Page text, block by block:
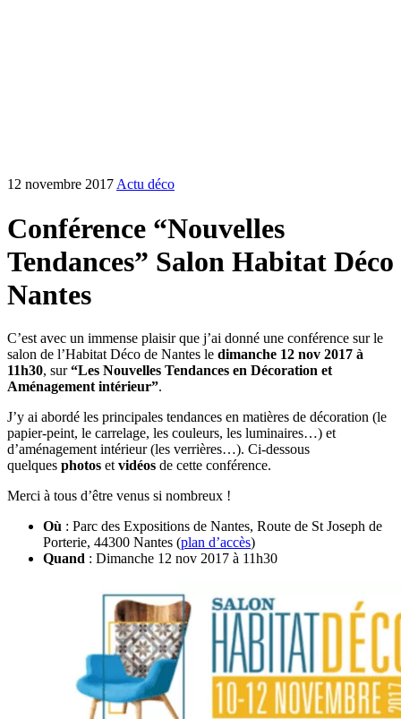
12 novembre 2017Actu déco
Conférence “Nouvelles
Tendances” Salon Habitat Déco
Nantes
C’est avec un immense plaisir que j’ai donné une conférence sur le
salon de l’Habitat Déco de Nantes le dimanche 12 nov 2017 à
11h30, sur “Les Nouvelles Tendances en Décoration et
Aménagement intérieur”.
J’y ai abordé les principales tendances en matières de décoration (le
papier-peint, le carrelage, les couleurs, les luminaires…) et
d’aménagement intérieur (les verrières…). Ci-dessous
quelques photos et vidéos de cette conférence.
Merci à tous d’être venus si nombreux !
Où : Parc des Expositions de Nantes, Route de St Joseph de
Porterie, 44300 Nantes (plan d’accès)
Quand : Dimanche 12 nov 2017 à 11h30